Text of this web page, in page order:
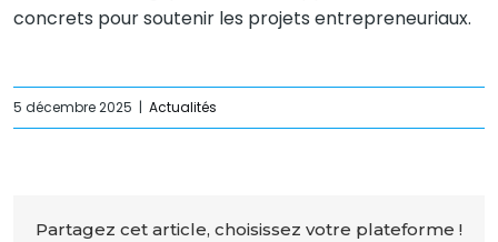
concrets pour soutenir les projets entrepreneuriaux.
5 décembre 2025 | Actualités
Partagez cet article, choisissez votre plateforme !